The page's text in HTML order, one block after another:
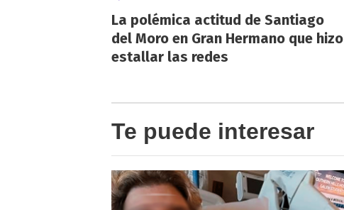
La polémica actitud de Santiago
del Moro en Gran Hermano que hizo
estallar las redes
Te puede interesar